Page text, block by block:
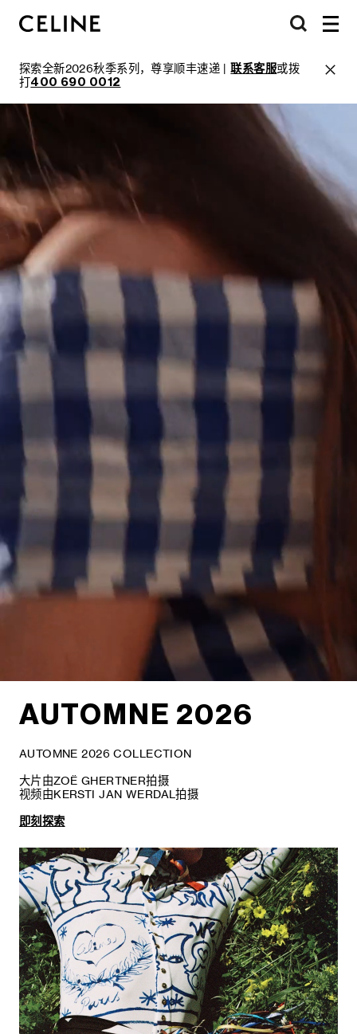
探索全新2026秋季系列，尊享顺丰速递 |联系客服或拨
打400 690 0012
AUTOMNE 2026
AUTOMNE 2026 COLLECTION
大片由ZOË GHERTNER拍摄
视频由KERSTI JAN WERDAL拍摄
即刻探索